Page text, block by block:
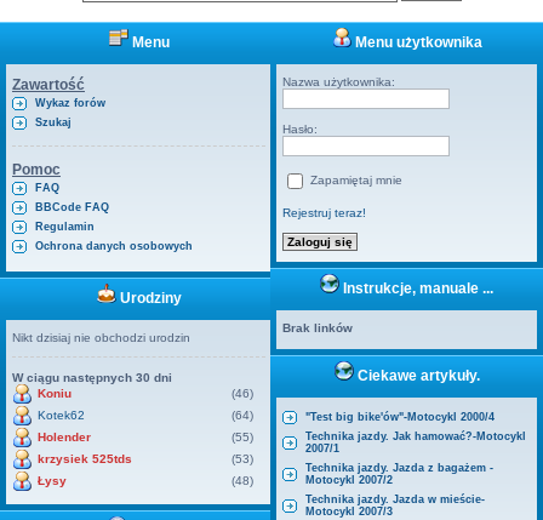
Menu
Zawartość
Wykaz forów
Szukaj
Pomoc
FAQ
BBCode FAQ
Regulamin
Ochrona danych osobowych
Urodziny
Nikt dzisiaj nie obchodzi urodzin
W ciągu następnych 30 dni
Koniu
(46)
Kotek62
(64)
Holender
(55)
krzysiek 525tds
(53)
Łysy
(48)
Menu użytkownika
Nazwa użytkownika:
Hasło:
Zapamiętaj mnie
Rejestruj teraz!
Instrukcje, manuale ...
Brak linków
Ciekawe artykuły.
"Test big bike'ów"-Motocykl 2000/4
Technika jazdy. Jak hamować?-Motocykl
2007/1
Technika jazdy. Jazda z bagażem -
Motocykl 2007/2
Technika jazdy. Jazda w mieście-
Motocykl 2007/3